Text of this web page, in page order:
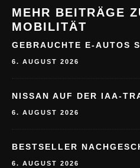
MEHR BEITRÄGE
MOBILITÄT
GEBRAUCHTE E-AUTOS
6. AUGUST 2026
NISSAN AUF DER IAA-
6. AUGUST 2026
BESTSELLER
6. AUGUST 2026